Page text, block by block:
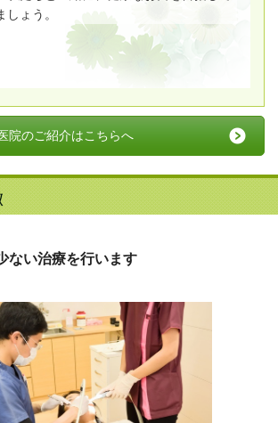
ょう。
院のご紹介はこちらへ
ない治療を行います